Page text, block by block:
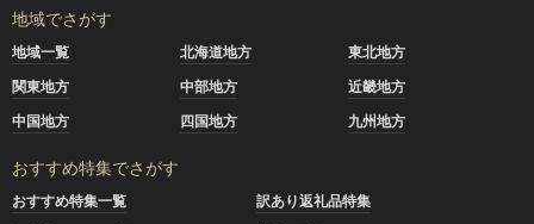
地域でさがす
地域一覧 北海道地方
東北地方
関東地方
中部地方
近畿地方
中国地方
四国地方 九州地方
おすすめ特集でさがす
おすすめ特集一覧
訳あり返礼品特集